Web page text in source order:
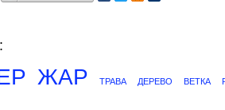
ЖАР ТРАВА ДЕРЕВО ВЕТКА